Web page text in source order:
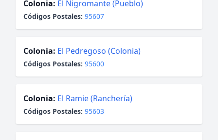
Colonia: El Nigromante (Pueblo)
Códigos Postales: 95607
Colonia: El Pedregoso (Colonia)
Códigos Postales: 95600
Colonia: El Ramie (Ranchería)
Códigos Postales: 95603